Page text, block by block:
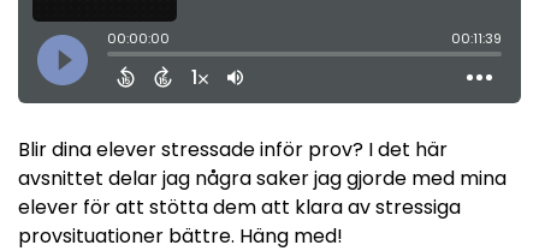
Blir dina elever stressade inför prov? I det här
avsnittet delar jag några saker jag gjorde med mina
elever för att stötta dem att klara av stressiga
provsituationer bättre. Häng med!